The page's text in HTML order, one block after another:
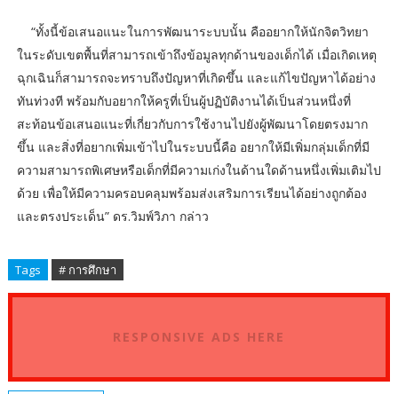
“ทั้งนี้ข้อเสนอแนะในการพัฒนาระบบนั้น คืออยากให้นักจิตวิทยา
ในระดับเขตพื้นที่สามารถเข้าถึงข้อมูลทุกด้านของเด็กได้ เมื่อเกิดเหตุ
ฉุกเฉินก็สามารถจะทราบถึงปัญหาที่เกิดขึ้น และแก้ไขปัญหาได้อย่าง
ทันท่วงที พร้อมกับอยากให้ครูที่เป็นผู้ปฏิบัติงานได้เป็นส่วนหนึ่งที่
สะท้อนข้อเสนอแนะที่เกี่ยวกับการใช้งานไปยังผู้พัฒนาโดยตรงมาก
ขึ้น และสิ่งที่อยากเพิ่มเข้าไปในระบบนี้คือ อยากให้มีเพิ่มกลุ่มเด็กที่มี
ความสามารถพิเศษหรือเด็กที่มีความเก่งในด้านใดด้านหนึ่งเพิ่มเติมไป
ด้วย เพื่อให้มีความครอบคลุมพร้อมส่งเสริมการเรียนได้อย่างถูกต้อง
และตรงประเด็น” ดร.วิมพ์วิภา กล่าว
Tags # การศึกษา
RESPONSIVE ADS HERE